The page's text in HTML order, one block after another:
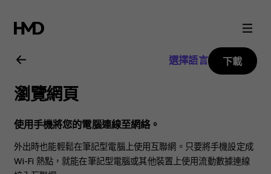
Nokia
1.4
用
戶
指
選擇語言 下載
瀏覽網頁
使用手機將您的電腦連線至網絡。
外出時也能輕鬆在筆記型電腦上使用互聯網。只要將手機設定成
Wi-Fi 熱點，就能在筆記型電腦或其他裝置上使用流動數據連線